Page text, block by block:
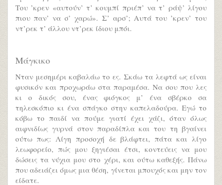
Του ’κρεν «αυτούν’ τ’ κουμπί πριέπ’ να τ’ ράψ’ λίγου
πιου παν’ να σ’ χαρώ». Σ’ αρσ’; Αυτά του ’κρεν’ του
ντ’ρεκ τ’ άλλου ντ’ρεκ ίδιου μπόι.
Μάγκικο
Νταν μεσημέρι καβαλάω το ες. Σκάω τα λεφτά ως είναι
φυσικόν και προχωράω στα παραμέσα. Να σου που λες
κι ο δικός σου, ένας φιόγκος μ’ ένα σβέρκο σα
τηλεσκόπιο κι ένα σπάγκο στην καπελαδούρα. Εγώ το
κόβω το παιδί να πούμε γιατί έχει χάζι, όταν όλως
αιφνιδίως γυρνά στον παραδίπλα και του τη βγαίνει
ούτω πως: Λίγη προσοχή δε βλάφτει, πάτα και λίγο
λεωφορείο, πώς μου ξηγιέσαι έτσι, κοντεύεις να μου
δώσεις τα νύχια μου στο χέρι, και ούτω καθεξής. Πάνω
που αδειάζει όμως μια θέση, γίνεται μπουχός και μην τον
είδατε.